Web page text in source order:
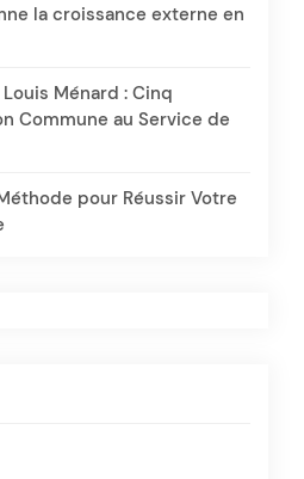
la croissance externe en
Ménard : Cinq
Commune au Service de
pour Réussir Votre